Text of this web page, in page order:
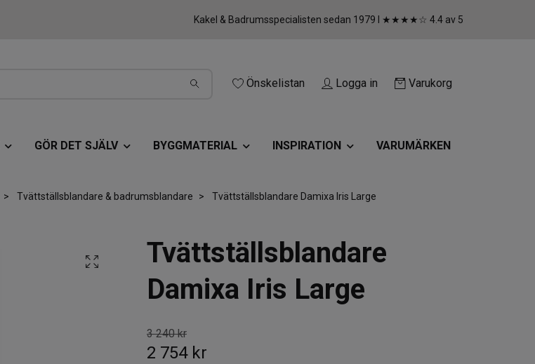
Kakel & Badrumsspecialisten sedan 1979 I ★★★★☆ 4.4 av 5
Önskelistan Logga in Varukorg
GÖR DET SJÄLV BYGGMATERIAL INSPIRATION VARUMÄRKEN
Tvättställsblandare & badrumsblandare Tvättställsblandare Damixa Iris Large
Tvättställsblandare
Damixa Iris Large
3 240 kr
2 754 kr